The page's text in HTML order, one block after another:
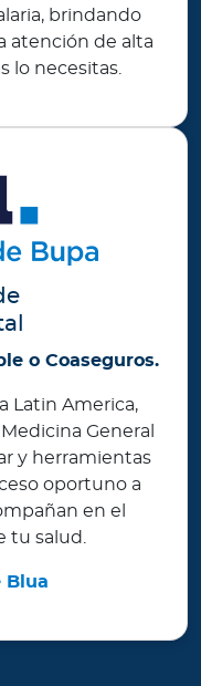
brindando
atención de alta
lo necesitas.
o Coaseguros.
Latin America,
General
y herramientas
oportuno a
en el
tu salud.
Blua